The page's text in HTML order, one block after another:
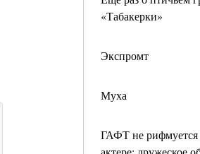
«Табакерки»
Экспромт
Муха
ГАФТ не